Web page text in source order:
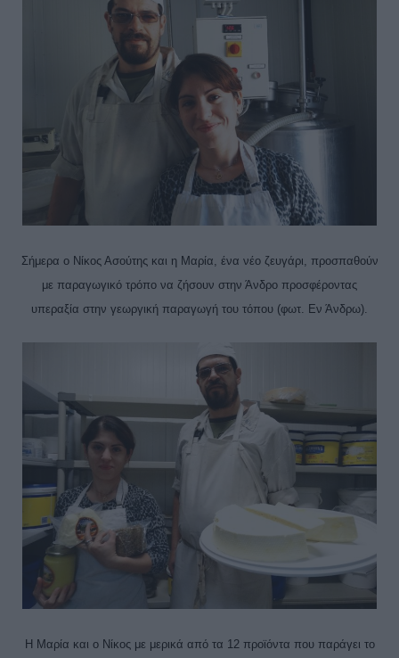
Σήμερα ο Νίκος Ασούτης και η Μαρία, ένα νέο ζευγάρι, προσπαθούν
με παραγωγικό τρόπο να ζήσουν στην Άνδρο προσφέροντας
υπεραξία στην γεωργική παραγωγή του τόπου (φωτ. Εν Άνδρω).
Η Μαρία και ο Νίκος με μερικά από τα 12 προϊόντα που παράγει το